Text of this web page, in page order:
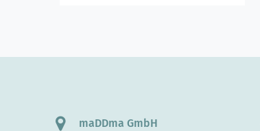
maDDma GmbH